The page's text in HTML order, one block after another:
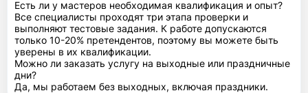
Есть ли у мастеров необходимая квалификация и опыт?
Все специалисты проходят три этапа проверки и
выполняют тестовые задания. К работе допускаются
только 10-20% претендентов, поэтому вы можете быть
уверены в их квалификации.
Можно ли заказать услугу на выходные или праздничные
дни?
Да, мы работаем без выходных, включая праздники.